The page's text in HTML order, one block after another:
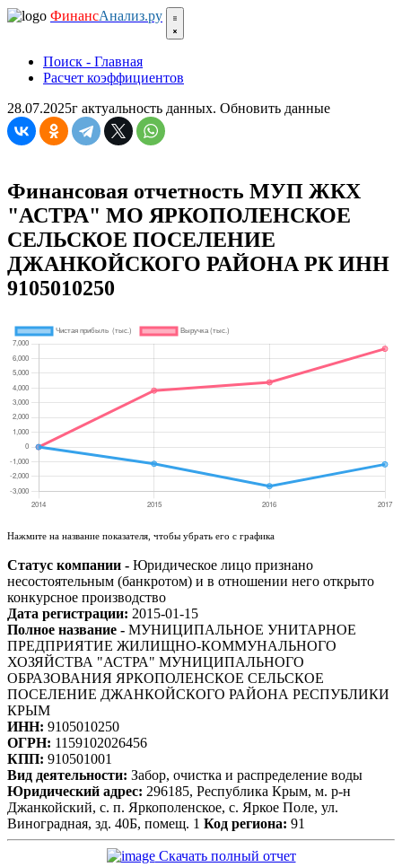
ФинансАнализ.ру
Поиск - Главная
Расчет коэффициентов
28.07.2025г актуальность данных. Обновить данные
Финансовая отчетность МУП ЖКХ
"АСТРА" МО ЯРКОПОЛЕНСКОЕ
СЕЛЬСКОЕ ПОСЕЛЕНИЕ
ДЖАНКОЙСКОГО РАЙОНА РК ИНН
9105010250
Нажмите на название показателя, чтобы убрать его с графика
Статус компании - Юридическое лицо признано
несостоятельным (банкротом) и в отношении него открыто
конкурсное производство
Дата регистрации: 2015-01-15
Полное название - МУНИЦИПАЛЬНОЕ УНИТАРНОЕ
ПРЕДПРИЯТИЕ ЖИЛИЩНО-КОММУНАЛЬНОГО
ХОЗЯЙСТВА "АСТРА" МУНИЦИПАЛЬНОГО
ОБРАЗОВАНИЯ ЯРКОПОЛЕНСКОЕ СЕЛЬСКОЕ
ПОСЕЛЕНИЕ ДЖАНКОЙСКОГО РАЙОНА РЕСПУБЛИКИ
КРЫМ
ИНН: 9105010250
ОГРН: 1159102026456
КПП: 910501001
Вид деятельности: Забор, очистка и распределение воды
Юридический адрес: 296185, Республика Крым, м. р-н
Джанкойский, с. п. Яркополенское, с. Яркое Поле, ул.
Виноградная, зд. 40Б, помещ. 1 Код региона: 91
Скачать полный отчет